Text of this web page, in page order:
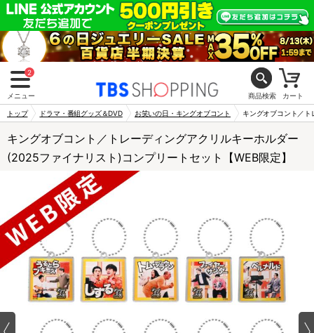
2
メニュー 商品検索 カート
トップ ドラマ・番組グッズ＆DVD お笑いの日・キングオブコント キングオブコント／
キングオブコント／トレーディングアクリルキーホルダー
(2025ファイナリスト)コンプリートセット【WEB限定】